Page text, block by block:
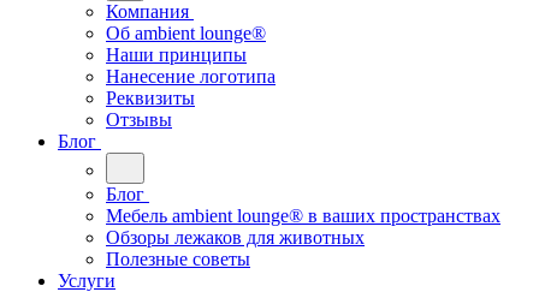
Компания
Oб ambient lounge®
Наши принципы
Нанесение логотипа
Реквизиты
Отзывы
Блог
Блог
Мебель ambient lounge® в ваших пространствах
Обзоры лежаков для животных
Полезные советы
Услуги